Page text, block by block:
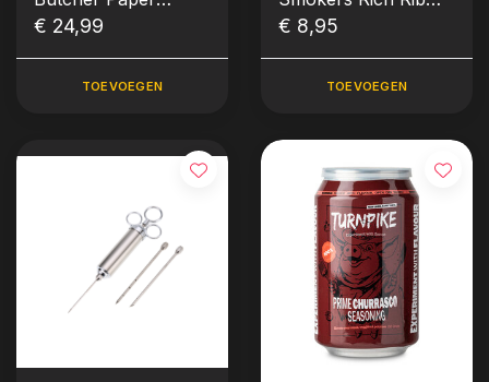
(45,7cm x 30m)
€ 24,99
TOEVOEGEN
Rub (235 gram)
€ 8,95
TOEVOEGEN